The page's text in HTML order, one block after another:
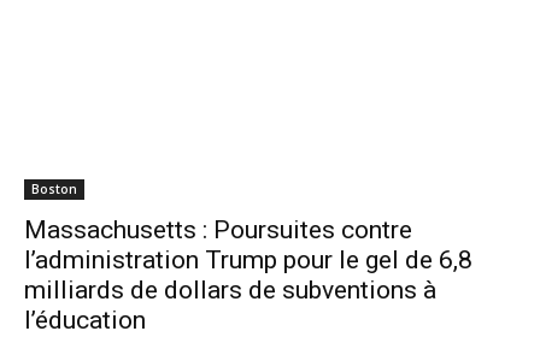
Boston
Massachusetts : Poursuites contre
l’administration Trump pour le gel de 6,8
milliards de dollars de subventions à
l’éducation